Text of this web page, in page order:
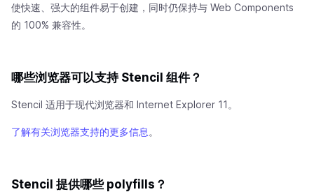
使快速、强大的组件易于创建，同时仍保持与 Web Components
的 100% 兼容性。
哪些浏览器可以支持 Stencil 组件？
Stencil 适用于现代浏览器和 Internet Explorer 11。
了解有关浏览器支持的更多信息 。
Stencil 提供哪些 polyfills？